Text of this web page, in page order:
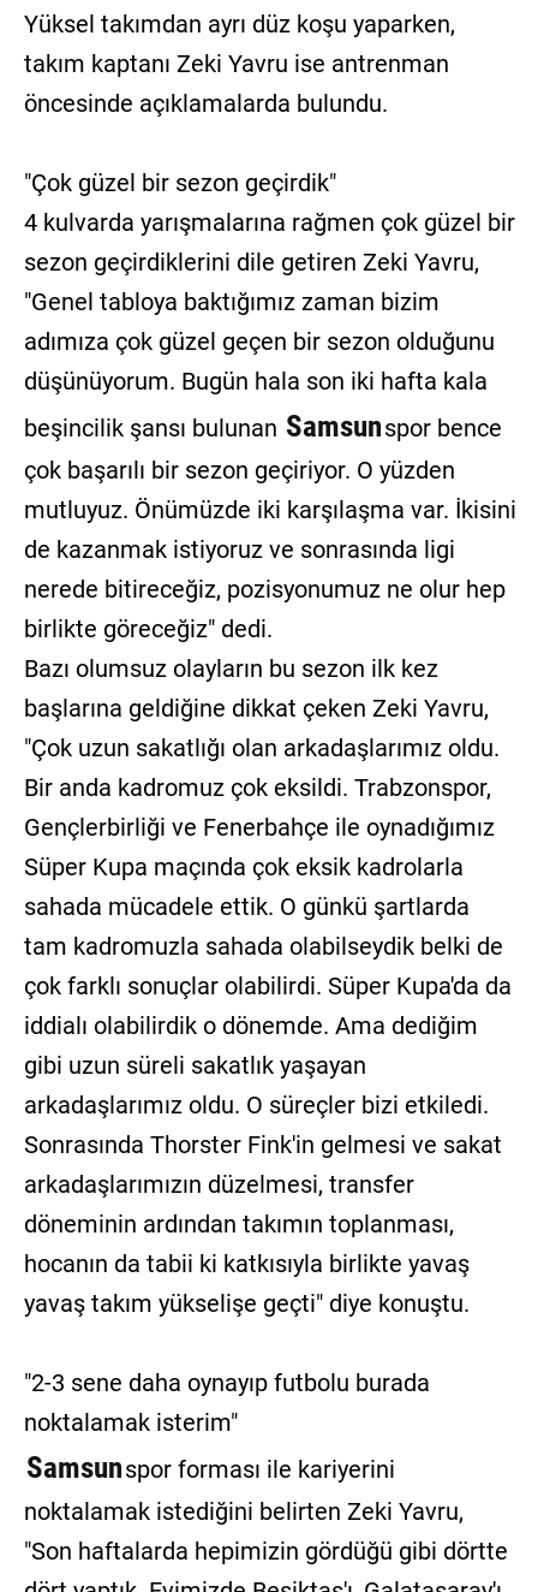
Yüksel takımdan ayrı düz koşu yaparken,
takım kaptanı Zeki Yavru ise antrenman
öncesinde açıklamalarda bulundu.
"Çok güzel bir sezon geçirdik"
4 kulvarda yarışmalarına rağmen çok güzel bir
sezon geçirdiklerini dile getiren Zeki Yavru,
"Genel tabloya baktığımız zaman bizim
adımıza çok güzel geçen bir sezon olduğunu
düşünüyorum. Bugün hala son iki hafta kala
beşincilik şansı bulunan Samsunspor bence
çok başarılı bir sezon geçiriyor. O yüzden
mutluyuz. Önümüzde iki karşılaşma var. İkisini
de kazanmak istiyoruz ve sonrasında ligi
nerede bitireceğiz, pozisyonumuz ne olur hep
birlikte göreceğiz" dedi.
Bazı olumsuz olayların bu sezon ilk kez
başlarına geldiğine dikkat çeken Zeki Yavru,
"Çok uzun sakatlığı olan arkadaşlarımız oldu.
Bir anda kadromuz çok eksildi. Trabzonspor,
Gençlerbirliği ve Fenerbahçe ile oynadığımız
Süper Kupa maçında çok eksik kadrolarla
sahada mücadele ettik. O günkü şartlarda
tam kadromuzla sahada olabilseydik belki de
çok farklı sonuçlar olabilirdi. Süper Kupa'da da
iddialı olabilirdik o dönemde. Ama dediğim
gibi uzun süreli sakatlık yaşayan
arkadaşlarımız oldu. O süreçler bizi etkiledi.
Sonrasında Thorster Fink'in gelmesi ve sakat
arkadaşlarımızın düzelmesi, transfer
döneminin ardından takımın toplanması,
hocanın da tabii ki katkısıyla birlikte yavaş
yavaş takım yükselişe geçti" diye konuştu.
"2-3 sene daha oynayıp futbolu burada
noktalamak isterim"
Samsunspor forması ile kariyerini
noktalamak istediğini belirten Zeki Yavru,
"Son haftalarda hepimizin gördüğü gibi dörtte